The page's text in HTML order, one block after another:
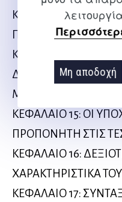
Μη αποδοχή
ΚΕΦΑΛΑΙΟ 13: Η
ΠΡΟΕΤΟΙΜΑΣΙΑ
ΚΕΦΑΛΑΙΟ 14: Ο
ΔΗΜΟΣΙΕΣ ΣΧΕΣΕΙΣ
ΜΕΡΟΣ ΤΕΤΑΡΤΟ
ΚΕΦΑΛΑΙΟ 15: ΟΙ
ΠΡΟΠΟΝΗΤΗ ΣΤΙΣ
ΚΕΦΑΛΑΙΟ 16:
ΧΑΡΑΚΤΗΡΙΣΤΙΚΑ
ΚΕΦΑΛΑΙΟ 17: